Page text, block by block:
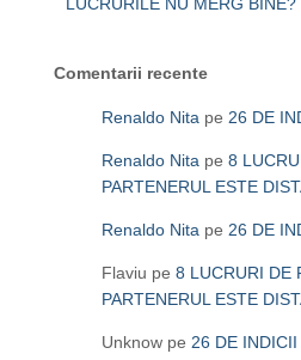
Comentarii recente
Renaldo Nita pe 26 DE
Renaldo Nita pe 8
PARTENERUL ESTE
Renaldo Nita pe 26 DE
Flaviu pe 8 LUCRURI DE
PARTENERUL ESTE
Unknow pe 26 DE